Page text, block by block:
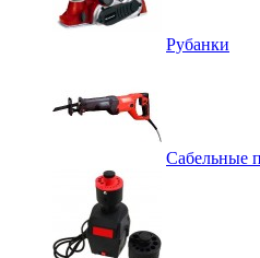
Рубанки
Сабельные